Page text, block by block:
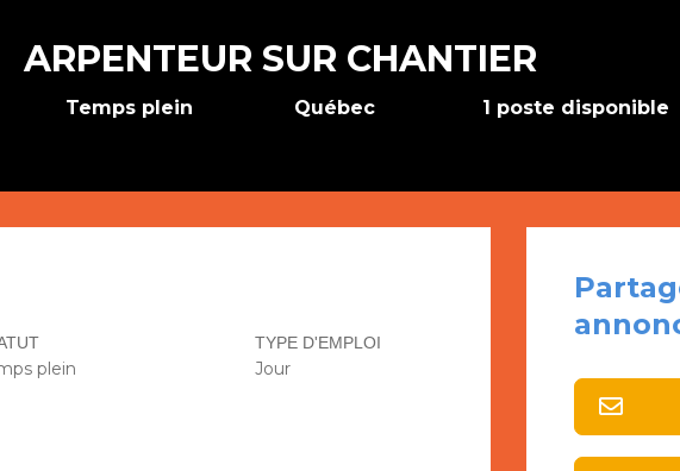
ARPENTEUR SUR CHANTIER
Temps plein Québec 1 poste disponible
plein
TYPE D'EMPLOI
Jour